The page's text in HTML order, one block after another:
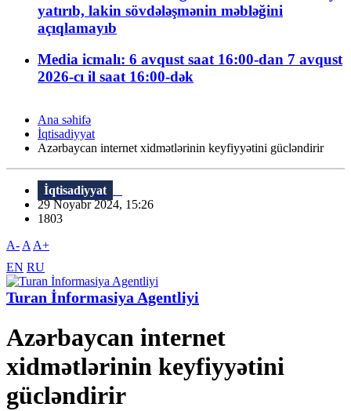
yatırıb, lakin sövdələşmənin məbləğini
açıqlamayıb
Media icmalı: 6 avqust saat 16:00-dan 7 avqust
2026-cı il saat 16:00-dək
Ana səhifə
İqtisadiyyat
Azərbaycan internet xidmətlərinin keyfiyyətini gücləndirir
İqtisadiyyat
29 Noyabr 2024, 15:26
1803
A- A A+
EN RU
Turan İnformasiya Agentliyi
Azərbaycan internet
xidmətlərinin keyfiyyətini
gücləndirir